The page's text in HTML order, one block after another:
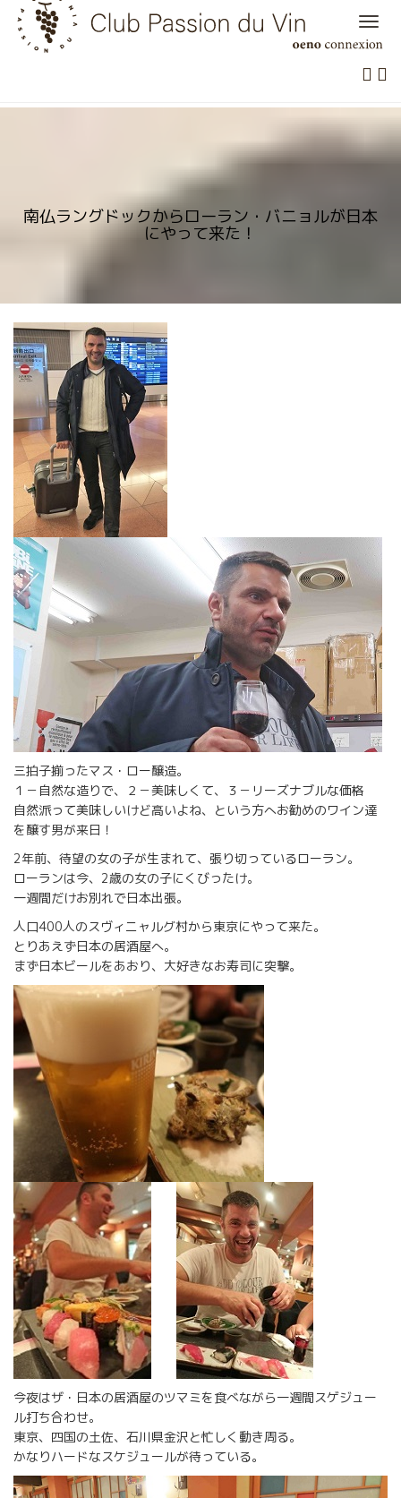
Skip
content
南仏ラングドックからローラン・バニョルが日本
にやって来た！
三拍子揃ったマス・ロー醸造。
１－自然な造りで、２－美味しくて、３－リーズナブルな価格
自然派って美味しいけど高いよね、という方へお勧めのワイン達
を醸す男が来日！
2年前、待望の女の子が生まれて、張り切っているローラン。
ローランは今、2歳の女の子にくびったけ。
一週間だけお別れで日本出張。
人口400人のスヴィニャルグ村から東京にやって来た。
とりあえず日本の居酒屋へ。
まず日本ビールをあおり、大好きなお寿司に突撃。
今夜はザ・日本の居酒屋のツマミを食べながら一週間スゲジュー
ル打ち合わせ。
東京、四国の土佐、石川県金沢と忙しく動き周る。
かなりハードなスケジュールが待っている。